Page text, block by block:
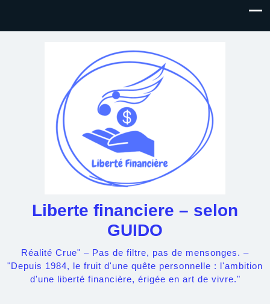
Liberte financiere – selon
GUIDO
Réalité Crue" – Pas de filtre, pas de mensonges. –
"Depuis 1984, le fruit d'une quête personnelle : l'ambition
d'une liberté financière, érigée en art de vivre."